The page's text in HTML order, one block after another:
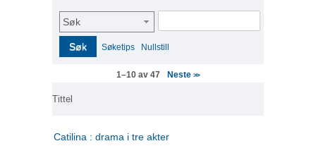
Søk
Søk Søketips Nullstill
1–10 av 47 Neste>>
Tittel
Catilina : drama i tre akter